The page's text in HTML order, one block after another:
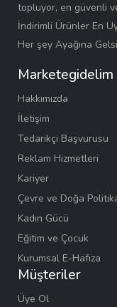
topluyor, en güvenli
İndirimli Ürünler En
Her şey Ayağına
Marketegidelim
Hakkımızda
İletişim
Tedarikçi Başvurusu
Reklam Hizmetleri
Kariyer
Çevre ve Doğa
Kadın Gücü
Eğitim ve Çocuk
Kurumsal E-Hafıza
Müşteriler
Üye Ol